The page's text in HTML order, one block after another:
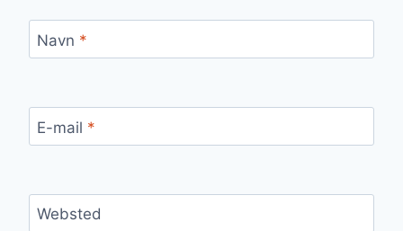
Navn *
E-mail *
Websted